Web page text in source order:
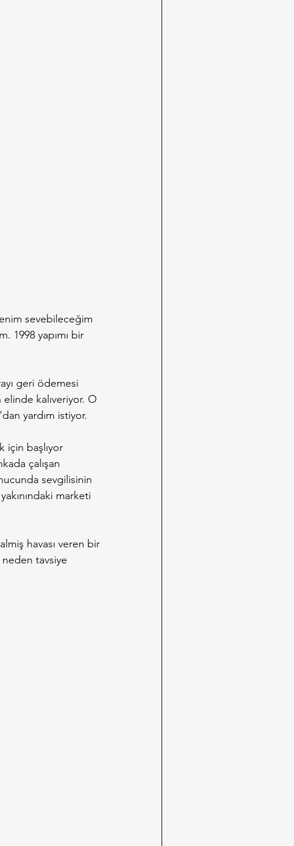
sevebileceğim
1998 yapımı bir
geri ödemesi
kalıveriyor. O
yardım istiyor.
için başlıyor
çalışan
sevgilisinin
marketi
havası veren bir
neden tavsiye